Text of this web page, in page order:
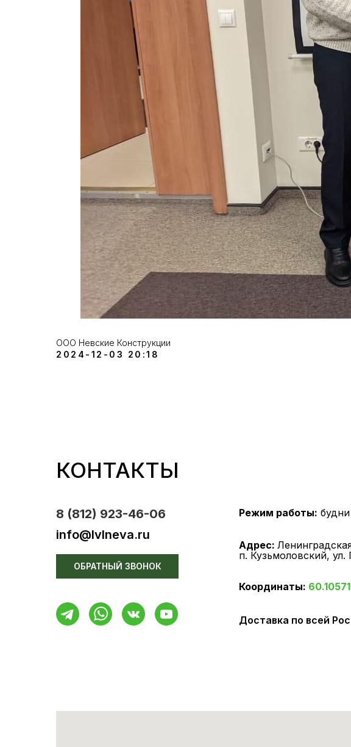
ООО Невские Конструкции
2024-12-03 20:18
КОНТАКТЫ
8 (812) 923-46-06
ОБРАТНЫЙ ЗВОНОК
info@lvlneva.ru
Режим работы:
Адрес:
п. Кузьмоловский,
Координаты:
Доставка по всей